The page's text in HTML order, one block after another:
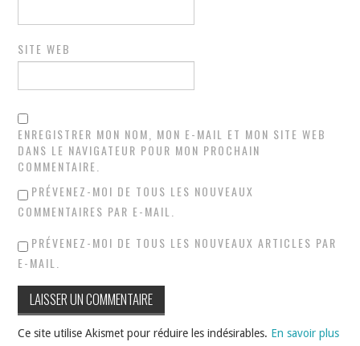
SITE WEB
ENREGISTRER MON NOM, MON E-MAIL ET MON SITE WEB
DANS LE NAVIGATEUR POUR MON PROCHAIN
COMMENTAIRE.
PRÉVENEZ-MOI DE TOUS LES NOUVEAUX
COMMENTAIRES PAR E-MAIL.
PRÉVENEZ-MOI DE TOUS LES NOUVEAUX ARTICLES PAR
E-MAIL.
Ce site utilise Akismet pour réduire les indésirables. En savoir plus